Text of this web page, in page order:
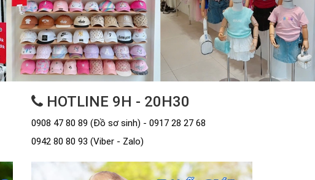
HOTLINE 9H - 20H30
0908 47 80 89 (Đồ sơ sinh) - 0917 28 27 68
0942 80 80 93 (Viber - Zalo)